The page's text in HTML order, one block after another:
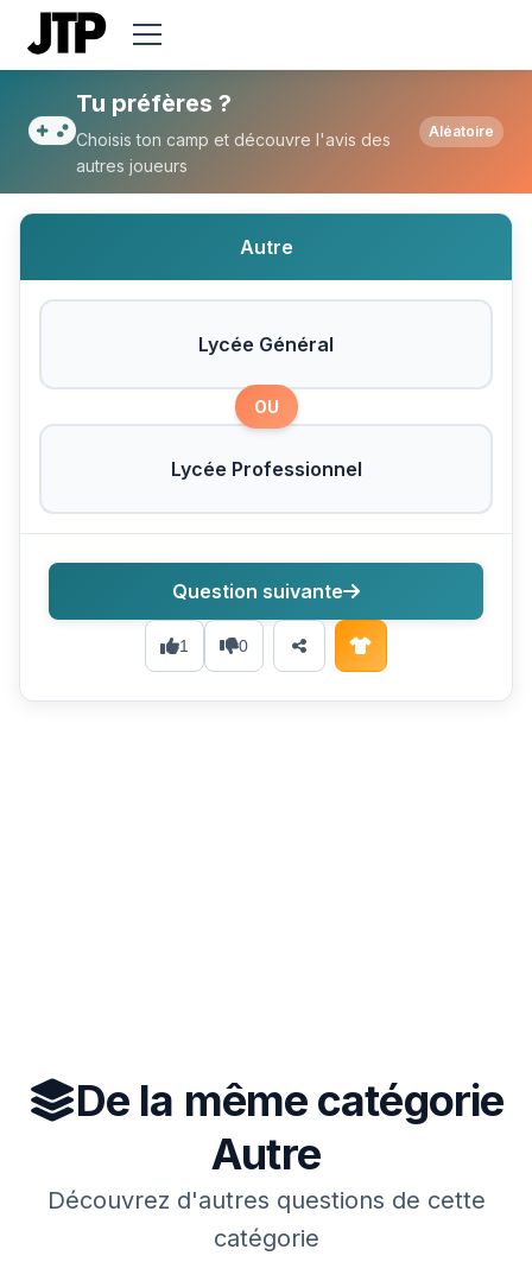
Tu préfères Lycée Général ou Lycée
Tu préfères ?
Choisis ton camp et découvre l'avis des
autres joueurs
Aléatoire
Autre
Lycée Général
OU
Lycée Professionnel
1 0
Question suivante
De la même catégorie
Autre
Découvrez d'autres questions de cette
catégorie